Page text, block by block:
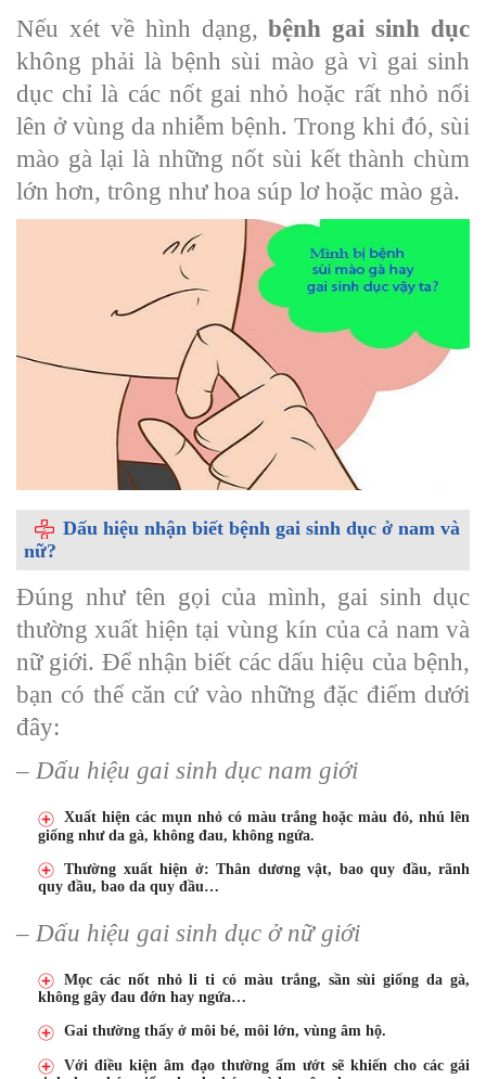
Nếu xét về hình dạng,bệnh gai sinh dục
không phải là bệnh sùi mào gà vì gai sinh
dục chỉ là các nốt gai nhỏ hoặc rất nhỏ nổi
lên ở vùng da nhiễm bệnh. Trong khi đó, sùi
mào gà lại là những nốt sùi kết thành chùm
lớn hơn, trông như hoa súp lơ hoặc mào gà.
Dấu hiệu nhận biết bệnh gai sinh dục ở nam và
nữ?
Đúng như tên gọi của mình, gai sinh dục
thường xuất hiện tại vùng kín của cả nam và
nữ giới. Để nhận biết các dấu hiệu của bệnh,
bạn có thể căn cứ vào những đặc điểm dưới
đây:
– Dấu hiệu gai sinh dục nam giới
Xuất hiện các mụn nhỏ có màu trắng hoặc màu đỏ, nhú lên
giống như da gà, không đau, không ngứa.
Thường xuất hiện ở: Thân dương vật, bao quy đầu, rãnh
quy đầu, bao da quy đầu…
– Dấu hiệu gai sinh dục ở nữ giới
Mọc các nốt nhỏ li ti có màu trắng, sần sùi giống da gà,
không gây đau đớn hay ngứa…
Gai thường thấy ở môi bé, môi lớn, vùng âm hộ.
Với điều kiện âm đạo thường ẩm ướt sẽ khiến cho các gái